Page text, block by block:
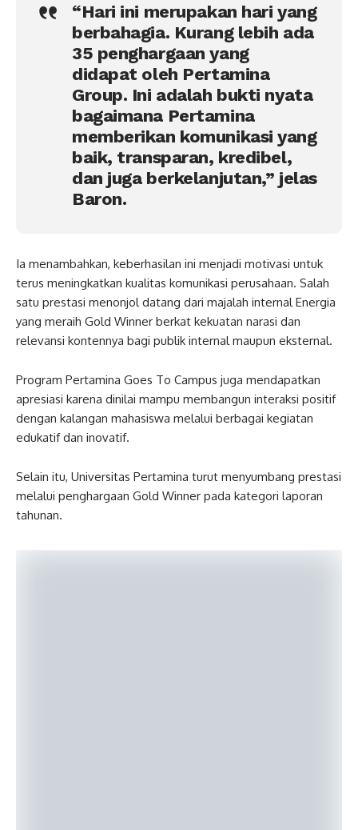
“Hari ini merupakan hari yang
berbahagia. Kurang lebih ada
35 penghargaan yang
didapat oleh Pertamina
Group. Ini adalah bukti nyata
bagaimana Pertamina
memberikan komunikasi yang
baik, transparan, kredibel,
dan juga berkelanjutan,” jelas
Baron.
Ia menambahkan, keberhasilan ini menjadi motivasi untuk
terus meningkatkan kualitas komunikasi perusahaan. Salah
satu prestasi menonjol datang dari majalah internal Energia
yang meraih Gold Winner berkat kekuatan narasi dan
relevansi kontennya bagi publik internal maupun eksternal.
Program Pertamina Goes To Campus juga mendapatkan
apresiasi karena dinilai mampu membangun interaksi positif
dengan kalangan mahasiswa melalui berbagai kegiatan
edukatif dan inovatif.
Selain itu, Universitas Pertamina turut menyumbang prestasi
melalui penghargaan Gold Winner pada kategori laporan
tahunan.